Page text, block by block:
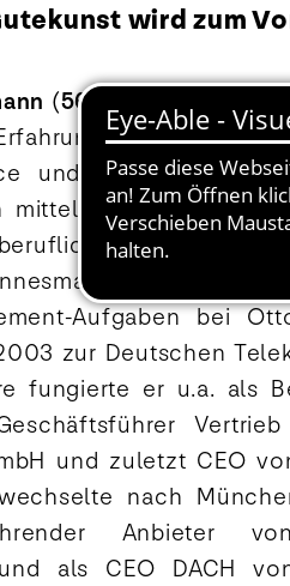
wird zum
(56)
: Thomas
in den
und kann auf eine
mittelständischen
Karriere
und kam
Aufgaben bei
zur Deutschen
fungierte er u.a. als
und zuletzt CEO
nach
Anbieter
als CEO DACH